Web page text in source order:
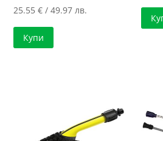
25.55€ / 49.97 лв.
Купи